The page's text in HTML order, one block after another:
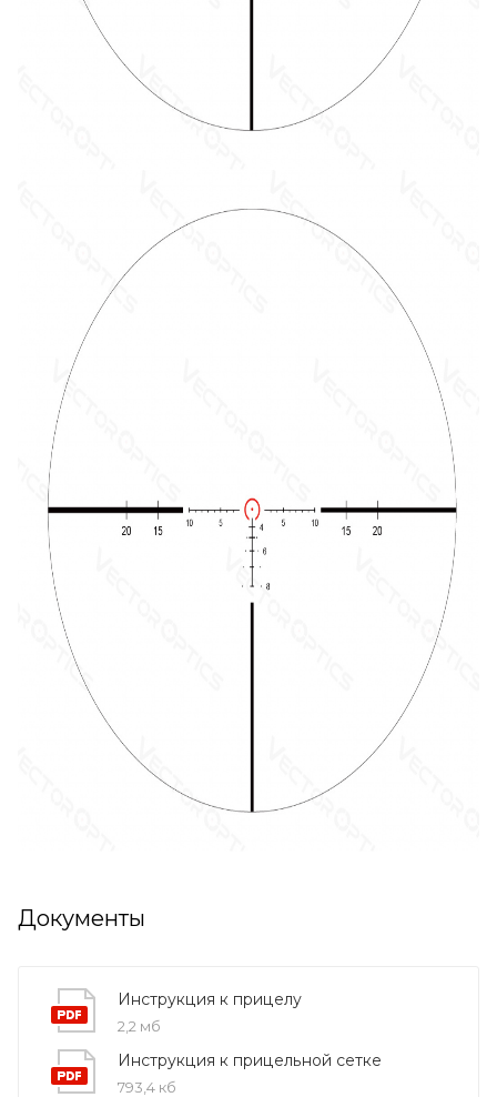
Документы
Инструкция к прицелу
2,2 мб
Инструкция к прицельной сетке
793,4 кб